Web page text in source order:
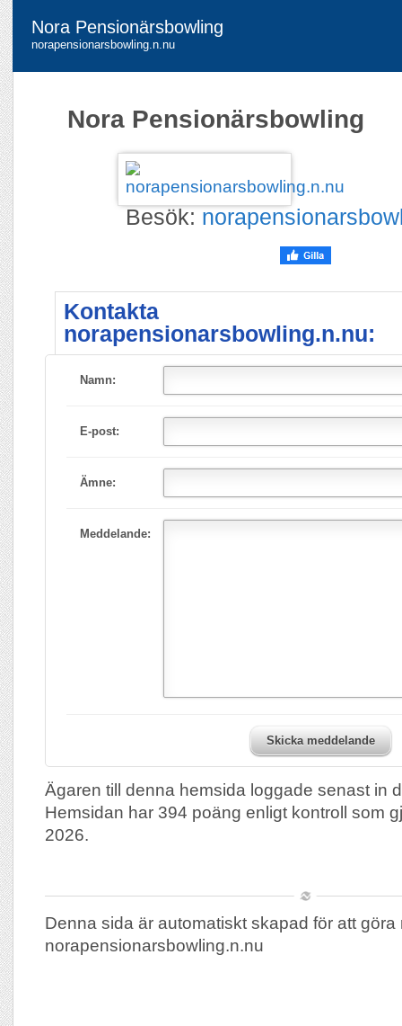
Nora Pensionärsbowling
norapensionarsbowling.n.nu
Nora Pensionärsbowling
Besök:
Kontakta
norapensionarsbowling.n.nu:
Namn:
E-post:
Ämne:
Meddelande:
Skicka meddelande
Ägaren till denna hemsida loggade senast in
Hemsidan har 394 poäng enligt kontroll som
2026.
Denna sida är automatiskt skapad för att göra
norapensionarsbowling.n.nu